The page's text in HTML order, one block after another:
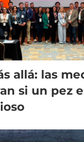
allá: las
si un pez